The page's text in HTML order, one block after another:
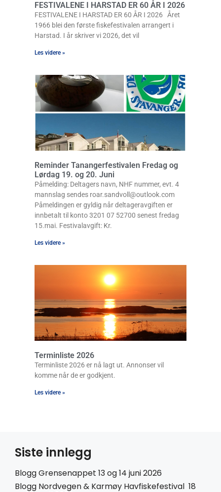
FESTIVALENE I HARSTAD ER 60 ÅR I 2026
FESTIVALENE I HARSTAD ER 60 ÅR I 2026 Året
1966 blei den første fiskefestivalen arrangert i
Harstad. I år skriver vi 2026, det vil
Les videre »
Reminder Tanangerfestivalen Fredag og
Lørdag 19. og 20. Juni
Påmelding: Deltagers navn, NHF nummer, evt. 4
mannslag sendes roar.sandvoll@outlook.com
Påmeldingen er gyldig når deltageravgiften er
innbetalt til konto 3201 07 52700 senest fredag
15.mai. Festivalavgift: Kr.
Les videre »
Terminliste 2026
Terminliste 2026 er nå lagt ut. Annonser vil
komme når de er godkjent.
Les videre »
Siste innlegg
Blogg Grensenappet 13 og 14 juni 2026
Blogg Nordvegen & Karmøy Havfiskefestival 18